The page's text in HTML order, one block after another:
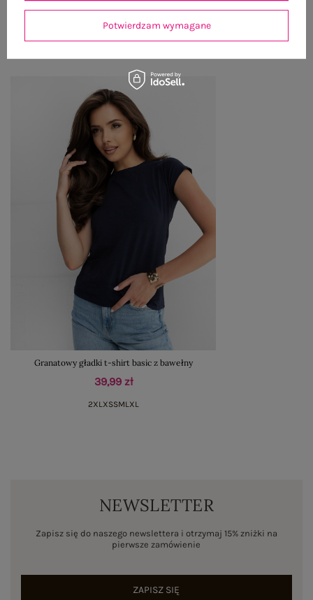
OSTATNIO OGLĄDANE
Zobacz wszystko
Granatowy gładki t-shirt basic z bawełny
39,99 zł
2XLXSSMLXL
NEWSLETTER
Zapisz się do naszego newslettera i otrzymaj 15% zniżki na
pierwsze zamówienie
ZAPISZ SIĘ
Potwierdzam wymagane